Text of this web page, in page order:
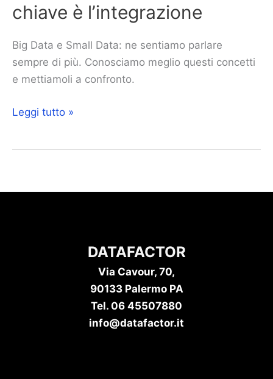
chiave è l’integrazione
Big Data e Small Data: ne sentiamo parlare
sempre di più. Conosciamo meglio questi concetti
e mettiamoli a confronto.
Leggi tutto »
DATAFACTOR
Via Cavour, 70,
90133 Palermo PA
Tel. 06 45507880
info@datafactor.it